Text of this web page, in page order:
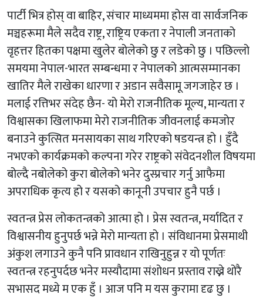
पार्टी भित्र होस् वा बाहिर, संचार माध्यममा होस वा सार्वजनिक
मञ्चहरूमा मैले सदैव राष्ट्र, राष्ट्रिय एकता र नेपाली जनताको
वृहत्तर हितका पक्षमा खुलेर बोलेको छु र लडेको छु । पछिल्लो
समयमा नेपाल-भारत सम्बन्धमा र नेपालको आत्मसम्मानका
खातिर मैले राखेका धारणा र अडान सवैसामू जगजाहेर छ ।
मलाई रत्तिभर संदेह छैन- यो मेरो राजनीतिक मूल्य, मान्यता र
विश्वासका खिलाफमा मेरो राजनीतिक जीवनलाई कमजोर
बनाउने कुत्सित मनसायका साथ गरिएको षडयन्त्र हो । हुँदै
नभएको कार्यक्रमको कल्पना गरेर राष्ट्रको संवेदनशील विषयमा
बोल्दै नबोलेको कुरा बोलेको भनेर दुस्प्रचार गर्नु आफैमा
अपराधिक कृत्य हो र यसको कानूनी उपचार हुनै पर्छ ।
स्वतन्त्र प्रेस लोकतन्त्रको आत्मा हो । प्रेस स्वतन्त्र, मर्यादित र
विश्वासनीय हुनुपर्छ भन्ने मेरो मान्यता हो । संविधानमा प्रेसमाथी
अंकुश लगाउने कुनै पनि प्रावधान राखिनुहुन्न र यो पूर्णतः
स्वतन्त्र रहनुपर्दछ भनेर मस्यौदामा संशोधन प्रस्ताव राख्ने थोरै
सभासद मध्ये म एक हुँ । आज पनि म यस कुरामा दृढ छु ।